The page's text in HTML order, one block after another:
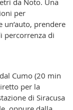
da Noto. Una
per
prendere
percorrenza di
Cumo (20 min
per la
di Siracusa